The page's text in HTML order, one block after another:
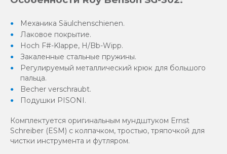
Механика Säulchenschienen.
Лаковое покрытие.
Hoch F#-Klappe, H/Bb-Wipp.
Закаленные стальные пружины.
Регулируемый металлический крюк для большого
пальца.
Becher verschraubt.
Подушки PISONI.
Комплектуется оригинальным мундштуком Ernst
Schreiber (ESM) с колпачком, тростью, тряпочкой для
чистки инструмента и футляром.